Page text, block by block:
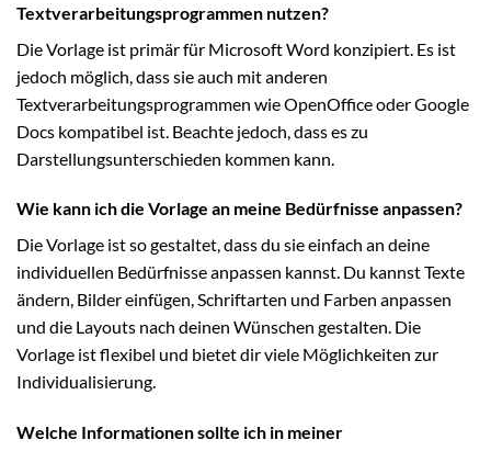
Textverarbeitungsprogrammen nutzen?
Die Vorlage ist primär für Microsoft Word konzipiert. Es ist
jedoch möglich, dass sie auch mit anderen
Textverarbeitungsprogrammen wie OpenOffice oder Google
Docs kompatibel ist. Beachte jedoch, dass es zu
Darstellungsunterschieden kommen kann.
Wie kann ich die Vorlage an meine Bedürfnisse anpassen?
Die Vorlage ist so gestaltet, dass du sie einfach an deine
individuellen Bedürfnisse anpassen kannst. Du kannst Texte
ändern, Bilder einfügen, Schriftarten und Farben anpassen
und die Layouts nach deinen Wünschen gestalten. Die
Vorlage ist flexibel und bietet dir viele Möglichkeiten zur
Individualisierung.
Welche Informationen sollte ich in meiner